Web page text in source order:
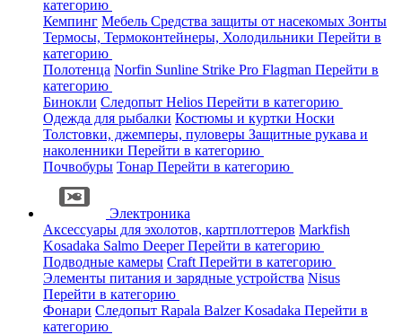
категорию
Кемпинг Мебель Средства защиты от насекомых Зонты
Термосы, Термоконтейнеры, Холодильники Перейти в
категорию
Полотенца Norfin Sunline Strike Pro Flagman Перейти в
категорию
Бинокли Следопыт Helios Перейти в категорию
Одежда для рыбалки Костюмы и куртки Носки
Толстовки, джемперы, пуловеры Защитные рукава и
наколенники Перейти в категорию
Почвобуры Тонар Перейти в категорию
Электроника
Аксессуары для эхолотов, картплоттеров Markfish
Kosadaka Salmo DeeperПерейти в категорию
Подводные камеры Craft Перейти в категорию
Элементы питания и зарядные устройства Nisus
Перейти в категорию
Фонари Следопыт Rapala BalzerKosadaka Перейти в
категорию